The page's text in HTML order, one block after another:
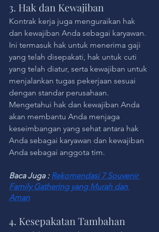
3. Hak dan Kewajiban
Kontrak kerja juga menguraikan hak
dan kewajiban Anda sebagai karyawan.
Ini termasuk hak untuk menerima gaji
yang telah disepakati, hak untuk cuti
yang telah diatur, serta kewajiban untuk
menjalankan tugas pekerjaan sesuai
dengan standar perusahaan.
Mengetahui hak dan kewajiban Anda
akan membantu Anda menjaga
keseimbangan yang sehat antara hak
Anda sebagai karyawan dan kewajiban
Anda sebagai anggota tim.
Baca Juga : Rekomendasi 7 Souvenir
Family Gathering yang Murah dan
Aman
4. Kesepakatan Tambahan